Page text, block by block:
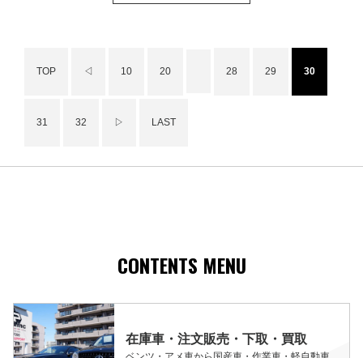
TOP ◁ 10 20 28 29 30
31 32 ▷ LAST
CONTENTS MENU
在庫車・注文販売・下取・買取